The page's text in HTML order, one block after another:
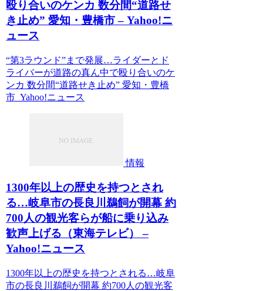
殴り合いのケンカ 数分間“道路せ
き止め” 愛知・豊橋市 – Yahoo!ニ
ュース
“第3ラウンド”まで発展…ライダーとド
ライバーが道路の真ん中で殴り合いのケ
ンカ 数分間“道路せき止め” 愛知・豊橋
市 Yahoo!ニュース
情報
1300年以上の歴史を持つとされ
る…岐阜市の長良川鵜飼が開幕 約
700人の観光客らが船に乗り込み
歓声上げる（東海テレビ） –
Yahoo!ニュース
1300年以上の歴史を持つとされる…岐阜
市の長良川鵜飼が開幕 約700人の観光客